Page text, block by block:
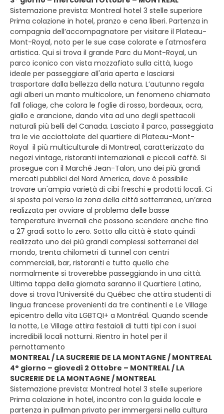
Sistemazione prevista: Montreal hotel 3 stelle superiore
Prima colazione in hotel, pranzo e cena liberi. Partenza in
compagnia dell’accompagnatore per visitare il Plateau-
Mont-Royal, noto per le sue case colorate e l'atmosfera
artistica. Qui si trova il grande Parc du Mont-Royal, un
parco iconico con vista mozzafiato sulla città, luogo
ideale per passeggiare all'aria aperta e lasciarsi
trasportare dalla bellezza della natura. L’autunno regala
agli alberi un manto multicolore, un fenomeno chiamato
fall foliage, che colora le foglie di rosso, bordeaux, ocra,
giallo e arancione, dando vita ad uno degli spettacoli
naturali più belli del Canada. Lasciato il parco, passeggiata
tra le vie acciottolate del quartiere di Plateau-Mont-
Royal il più multiculturale di Montreal, caratterizzato da
negozi vintage, ristoranti internazionali e piccoli caffè. Si
prosegue con il Marché Jean-Talon, uno dei più grandi
mercati pubblici del Nord America, dove è possibile
trovare un'ampia varietà di cibi freschi e prodotti locali. Ci
si sposta poi verso la zona della città sotterranea, un’area
realizzata per ovviare al problema delle basse
temperature invernali che possono scendere anche fino
a 27 gradi sotto lo zero. Sotto alla città è stato quindi
realizzato uno dei più grandi complessi sotterranei del
mondo, trenta chilometri di tunnel con centri
commerciali, bar, ristoranti e tutto quello che
normalmente si troverebbe passeggiando in una città.
Ultima tappa della giornata saranno il Quartiere Latino,
dove si trova l’Université du Québec che attira studenti di
lingua francese provenienti da tre continenti e Le Village
epicentro della vita LGBTQI+ a Montréal. Quando scende
la notte, Le Village attira festaioli di tutti tipi con i suoi
incredibili locali notturni. Rientro in hotel per il
pernottamento
MONTREAL / LA SUCRERIE DE LA MONTAGNE / MONTREAL
4° giorno – giovedì 2 Ottobre – MONTREAL / LA
SUCRERIE DE LA MONTAGNE / MONTREAL
Sistemazione prevista: Montreal hotel 3 stelle superiore
Prima colazione in hotel, incontro con la guida locale e
partenza in pullman privato per immergersi nella cultura